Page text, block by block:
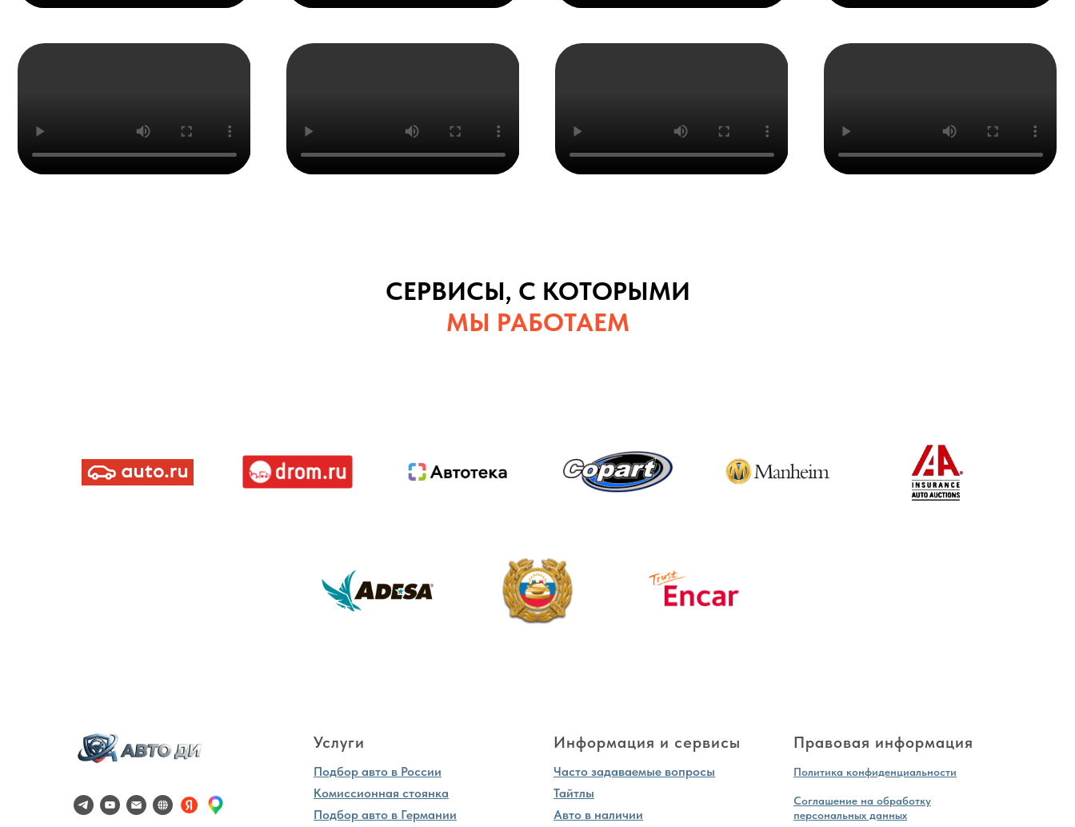
СЕРВИСЫ, С КОТОРЫМИ
МЫ РАБОТАЕМ
Услуги
Подбор авто в России
Комиссионная стоянка
Подбор авто в Германии
Информация и сервисы
Часто задаваемые вопросы
Тайтлы
Авто в наличии
Правовая информация
Политика конфиденциальности
Соглашение на обработку
персональных данных